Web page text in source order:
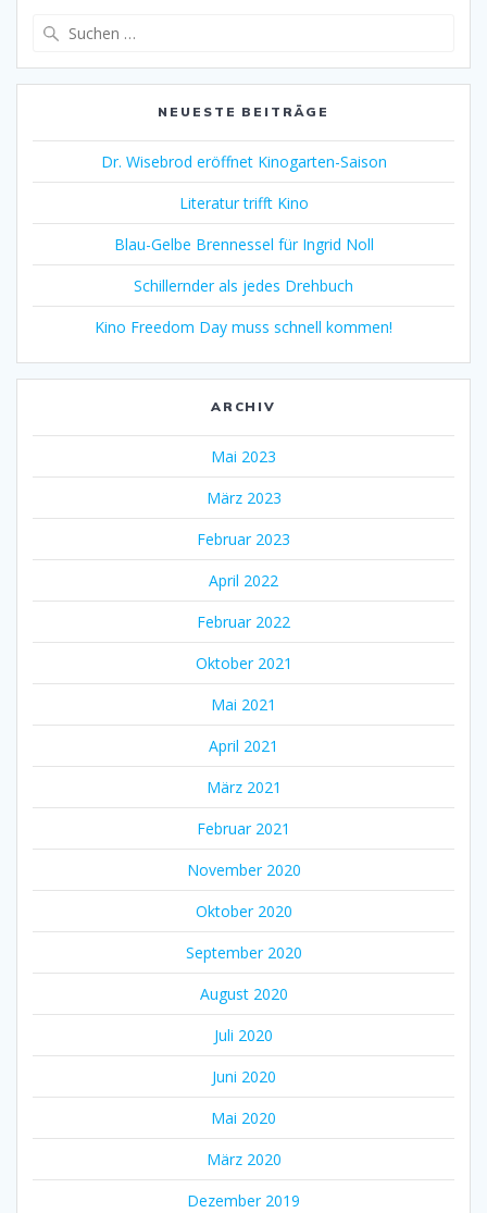
NEUESTE BEITRÄGE
Dr. Wisebrod eröffnet Kinogarten-Saison
Literatur trifft Kino
Blau-Gelbe Brennessel für Ingrid Noll
Schillernder als jedes Drehbuch
Kino Freedom Day muss schnell kommen!
ARCHIV
Mai 2023
März 2023
Februar 2023
April 2022
Februar 2022
Oktober 2021
Mai 2021
April 2021
März 2021
Februar 2021
November 2020
Oktober 2020
September 2020
August 2020
Juli 2020
Juni 2020
Mai 2020
März 2020
Dezember 2019